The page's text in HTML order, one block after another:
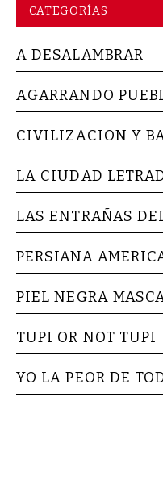
CATEGORÍAS
A DESALAMBRAR
AGARRANDO
CIVILIZACION Y
LA CIUDAD
LAS ENTRAÑAS
PERSIANA
PIEL NEGRA
TUPI OR NOT TUPI
YO LA PEOR DE